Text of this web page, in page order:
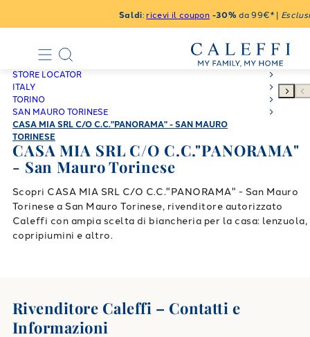
Saldi: ricevi il coupon -30%da 99€* |
STORE LOCATOR
ITALY
TORINO
SAN MAURO TORINESE
CASA MIA SRL C/O C.C."PANORAMA" - SAN MAURO
TORINESE
CASA MIA SRL C/O C.C."PANORAMA"
- San Mauro Torinese
Scopri CASA MIA SRL C/O C.C."PANORAMA" - San Mauro
Torinese a San Mauro Torinese, rivenditore autorizzato
Caleffi con ampia scelta di biancheria per la casa: lenzuola,
copripiumini e altro.
Rivenditore Caleffi – Contatti e
Informazioni